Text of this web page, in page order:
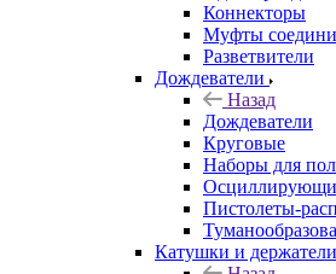
Коннекторы
Муфты
Разветвители
Дождеватели
Назад
Дождеватели
Круговые
Наборы для
Пистолеты-
Катушки и